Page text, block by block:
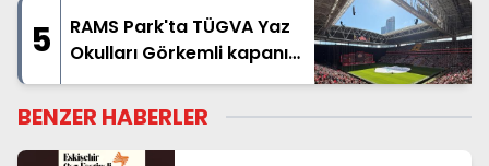
5
RAMS Park'ta TÜGVA Yaz
Okulları Görkemli kapanış
yaptı
BENZER HABERLER